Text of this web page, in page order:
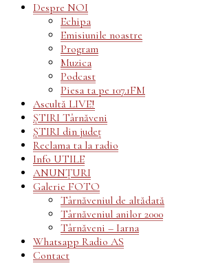
Despre NOI
Echipa
Emisiunile noastre
Program
Muzica
Podcast
Piesa ta pe 107.1FM
Ascultă LIVE!
ȘTIRI Târnăveni
ȘTIRI din județ
Reclama ta la radio
Info UTILE
ANUNȚURI
Galerie FOTO
Târnăveniul de altădată
Târnăveniul anilor 2000
Târnăveni – Iarna
Whatsapp Radio AS
Contact